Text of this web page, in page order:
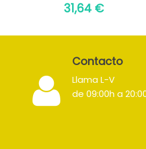
31,64 €
Contacto
Llama L-V
de 09:00h a